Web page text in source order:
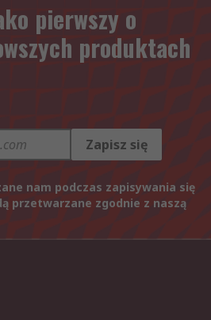
pierwszy o
produktach
Zapisz się
nam podczas zapisywania się
przetwarzane zgodnie z naszą